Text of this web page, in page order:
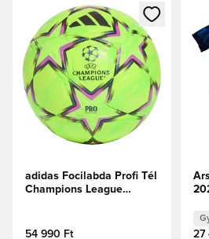
Megnyit egy modált a
adidas Focilabda Profi Tél
Champions League
54 990 Ft
27